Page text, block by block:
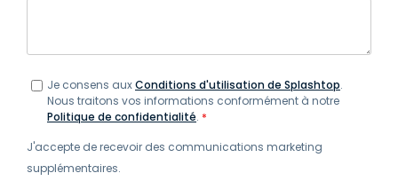
Je consens auxConditions d'utilisation de Splashtop.
Nous traitons vos informations conformément à notre
Politique de confidentialité. *
J'accepte de recevoir des communications marketing
supplémentaires.